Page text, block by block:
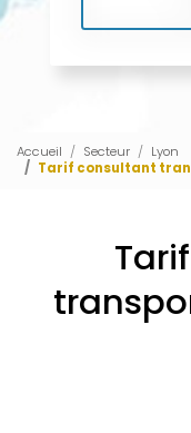
Accueil Secteur
Lyon
Tarif consultant